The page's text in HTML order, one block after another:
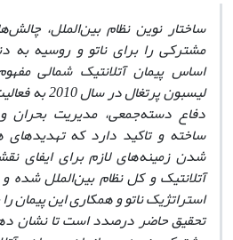
ساختار نوین نظام بین‌الملل،
مشترکی را برای ناتو و روسیه به
اساس پیمان آتلانتیک شمالی
لیسبون
دفاع دسته‌جمعی، مدیریت بحران
ساخته و تاکید دارد که
شدن زمینه‌های لازم برای ایفای
آتلانتیک و کل نظام بین‌الملل شده
استراتژیک ناتو و همکاری این پیمان
تحقیق حاضر درصدد است تا نشان